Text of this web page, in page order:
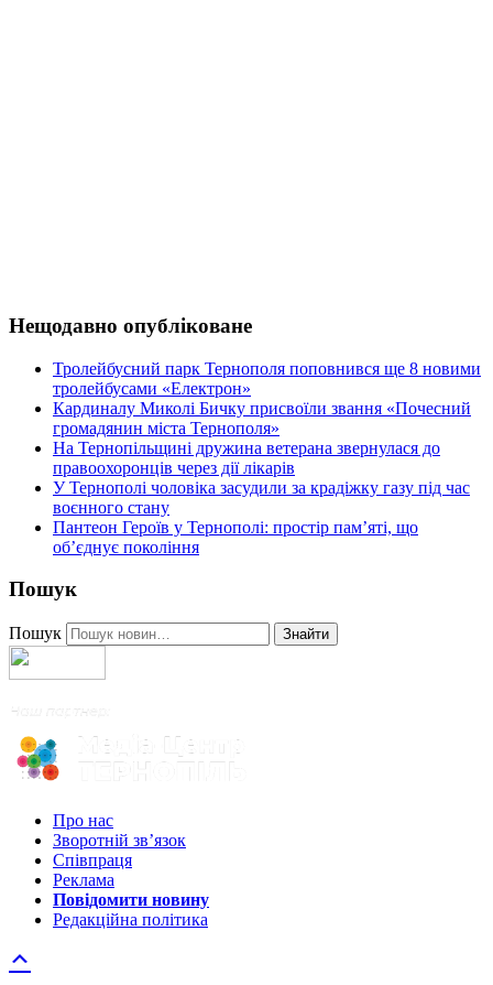
Нещодавно опубліковане
Тролейбусний парк Тернополя поповнився ще 8 новими
тролейбусами «Електрон»
Кардиналу Миколі Бичку присвоїли звання «Почесний
громадянин міста Тернополя»
На Тернопільщині дружина ветерана звернулася до
правоохоронців через дії лікарів
У Тернополі чоловіка засудили за крадіжку газу під час
воєнного стану
Пантеон Героїв у Тернополі: простір пам’яті, що
об’єднує покоління
Пошук
Пошук Знайти
Про нас
Зворотній зв’язок
Співпраця
Реклама
Повідомити новину
Редакційна політика